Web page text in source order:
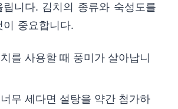
니다. 김치의 종류와 숙성도를
중요합니다.
를 사용할 때 풍미가 살아납니
무 세다면 설탕을 약간 첨가하